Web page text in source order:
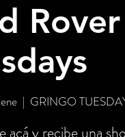
  |
GRINGO
acá y recibe una